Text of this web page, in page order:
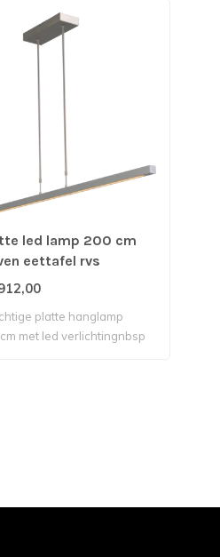
led lamp 200 cm
eettafel rvs
platte hanglamp
met led verlichtingnbsp